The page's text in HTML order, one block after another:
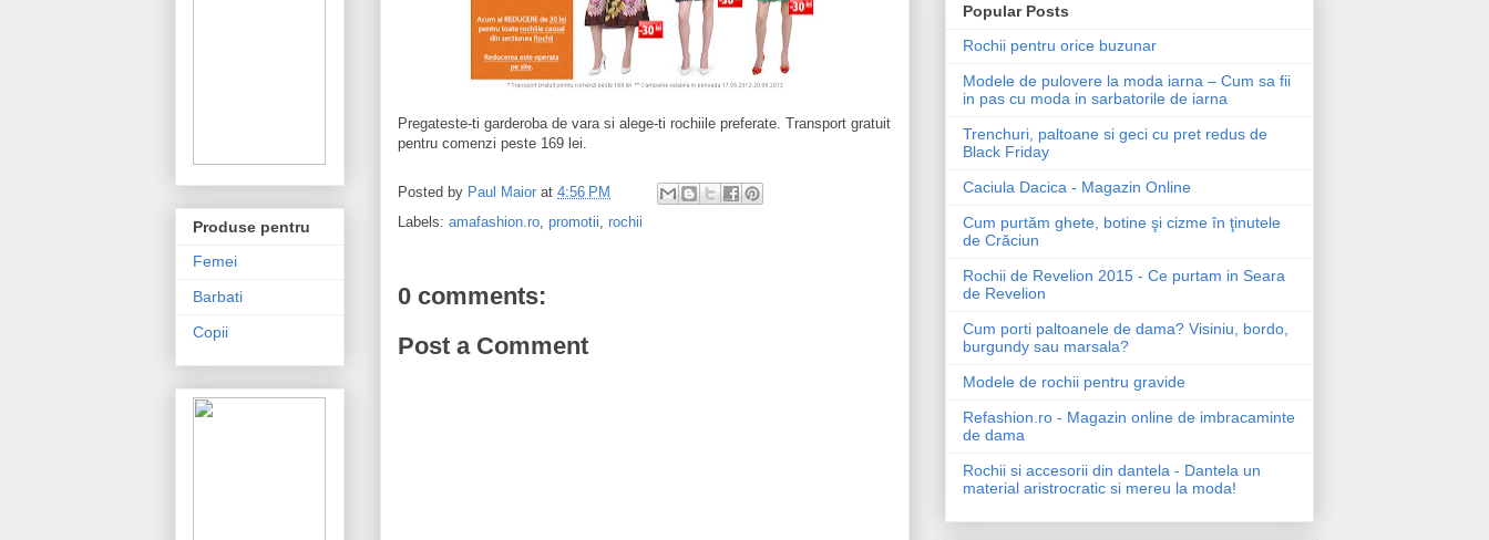
Pregateste-ti garderoba de vara si alege-ti rochiile preferate. Transport gratuit
pentru comenzi peste 169 lei.
Posted by Paul Maior at 4:56 PM
Labels: amafashion.ro promotii rochii
0 comments:
Post a Comment
Produse pentru
Femei
Barbati
Copii
Popular Posts
Rochii pentru orice buzunar
Modele de pulovere la moda iarna – Cum sa fii
in pas cu moda in sarbatorile de iarna
Trenchuri, paltoane si geci cu pret redus de
Black Friday
Caciula Dacica - Magazin Online
Cum purtăm ghete, botine şi cizme în ţinutele
de Crăciun
Rochii de Revelion 2015 - Ce purtam in Seara
de Revelion
Cum porti paltoanele de dama? Visiniu, bordo,
burgundy sau marsala?
Modele de rochii pentru gravide
Refashion.ro - Magazin online de imbracaminte
de dama
Rochii si accesorii din dantela - Dantela un
material aristrocratic si mereu la moda!